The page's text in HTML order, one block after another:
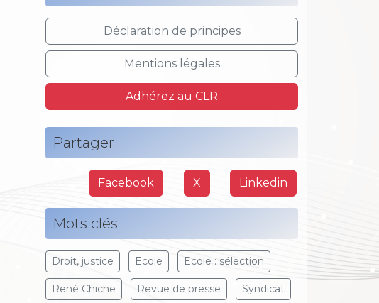
Déclaration de principes
Mentions légales
Adhérez au CLR
Partager
Facebook X Linkedin
Mots clés
Droit, justice Ecole Ecole : sélection
René Chiche Revue de presse Syndicat